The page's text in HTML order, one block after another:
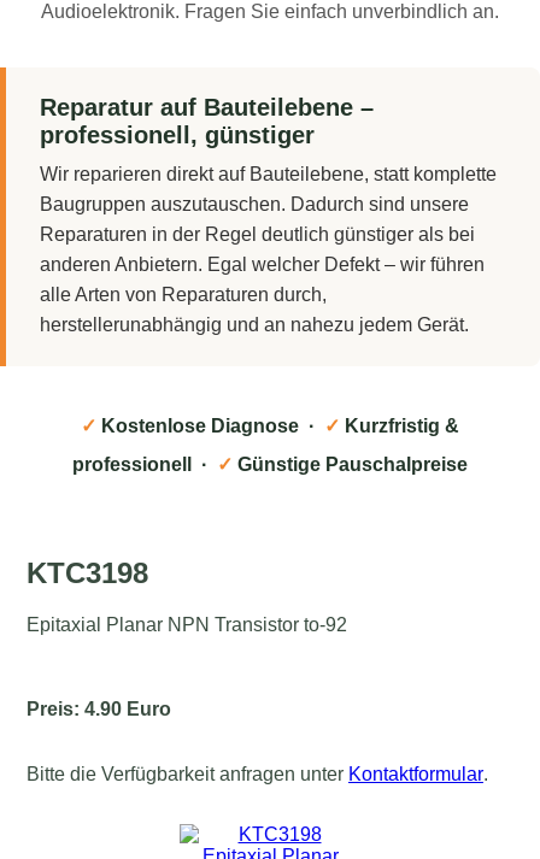
Audioelektronik. Fragen Sie einfach unverbindlich an.
Reparatur auf Bauteilebene –
professionell, günstiger
Wir reparieren direkt auf Bauteilebene, statt komplette
Baugruppen auszutauschen. Dadurch sind unsere
Reparaturen in der Regel deutlich günstiger als bei
anderen Anbietern. Egal welcher Defekt – wir führen
alle Arten von Reparaturen durch,
herstellerunabhängig und an nahezu jedem Gerät.
✓ Kostenlose Diagnose · ✓ Kurzfristig &
professionell ·
✓ Günstige Pauschalpreise
KTC3198
Epitaxial Planar NPN Transistor to-92
Preis: 4.90 Euro
Bitte die Verfügbarkeit anfragen unter Kontaktformular.